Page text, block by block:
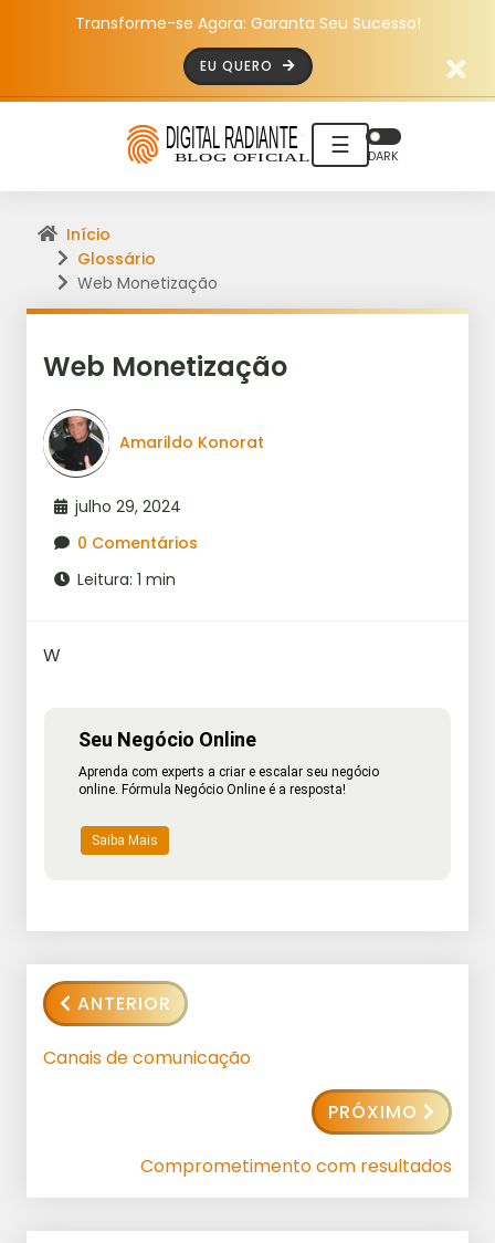
Transforme-se Agora: Garanta Seu Sucesso!
EU QUERO
☰ DARK
Início
Glossário
Web Monetização
Web Monetização
Amarildo Konorat
julho 29, 2024
0 Comentários
Leitura: 1 min
W
Seu Negócio Online
Aprenda com experts a criar e escalar seu negócio
online. Fórmula Negócio Online é a resposta!
Saiba Mais
ANTERIOR
Canais de comunicação
PRÓXIMO
Comprometimento com resultados